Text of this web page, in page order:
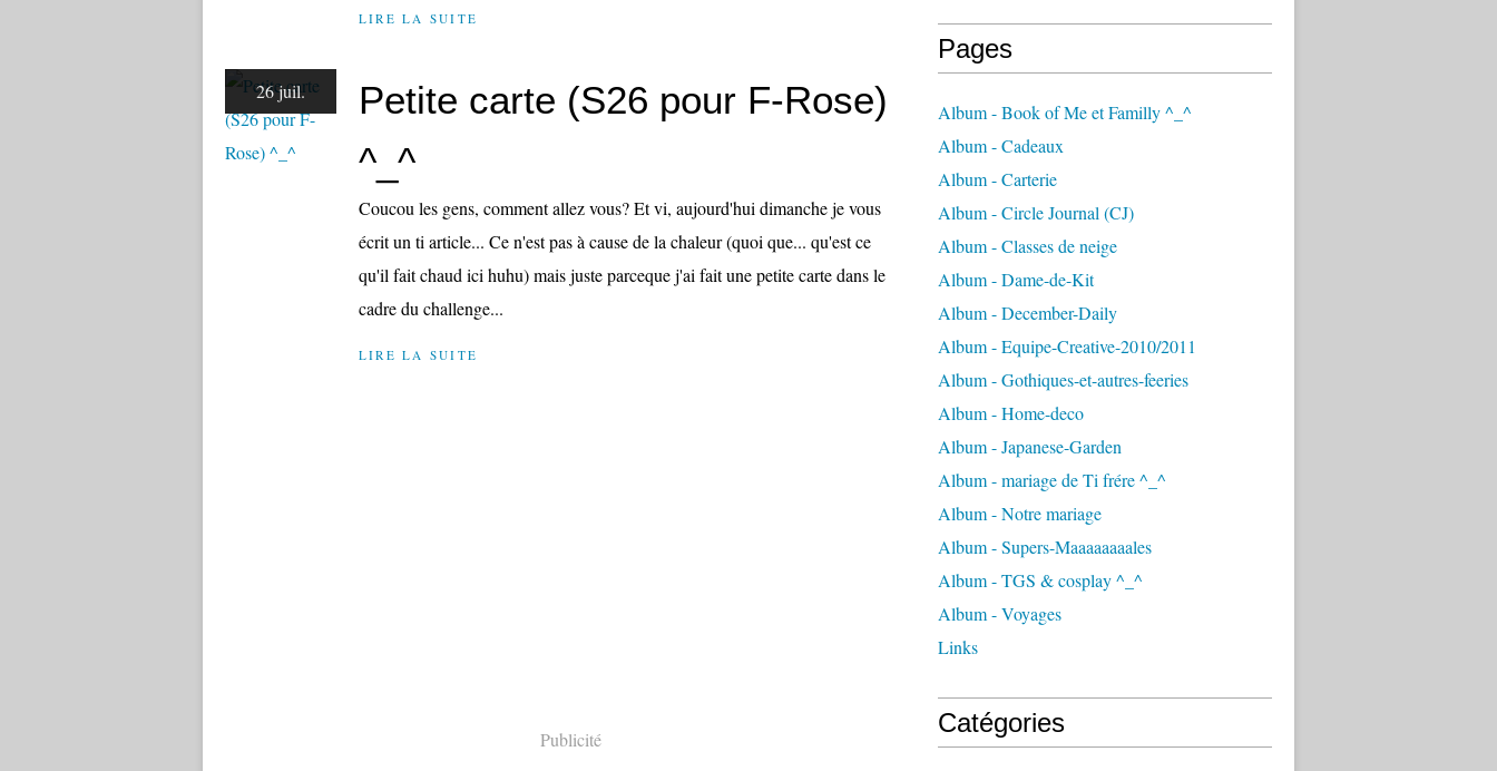
LIRE LA SUITE
26 juil.
Petite carte (S26 pour F-Rose)
^_^
Coucou les gens, comment allez vous? Et vi, aujourd'hui dimanche je vous
écrit un ti article... Ce n'est pas à cause de la chaleur (quoi que... qu'est ce
qu'il fait chaud ici huhu) mais juste parceque j'ai fait une petite carte dans le
cadre du challenge...
LIRE LA SUITE
Publicité
Pages
Album - Book of Me et Familly ^_^
Album - Cadeaux
Album - Carterie
Album - Circle Journal (CJ)
Album - Classes de neige
Album - Dame-de-Kit
Album - December-Daily
Album - Equipe-Creative-2010/2011
Album - Gothiques-et-autres-feeries
Album - Home-deco
Album - Japanese-Garden
Album - mariage de Ti frére ^_^
Album - Notre mariage
Album - Supers-Maaaaaaaales
Album - TGS & cosplay ^_^
Album - Voyages
Links
Catégories